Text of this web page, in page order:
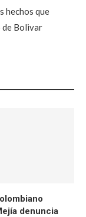
hechos que
de Bolivar
denuncia